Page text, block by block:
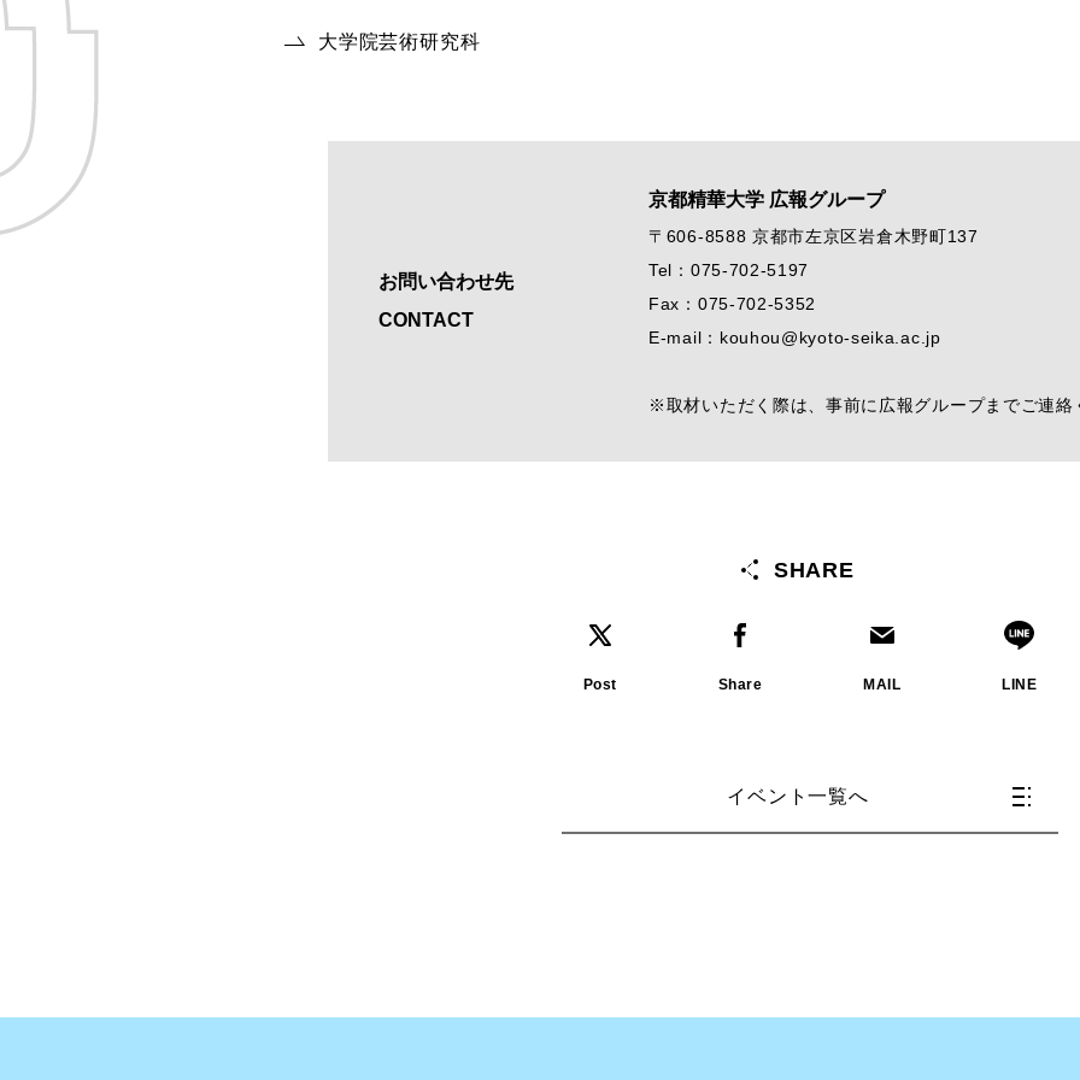
大学院芸術研究科
お問い合わせ先
CONTACT
京都精華大学 広報グループ
〒606-8588 京都市左京区岩倉木野町137
Tel：075-702-5197
Fax：075-702-5352
E-mail：kouhou@kyoto-seika.ac.jp
※取材いただく際は、事前に広報グループまでご連絡
SHARE
Post Share MAIL LINE
イベント一覧へ